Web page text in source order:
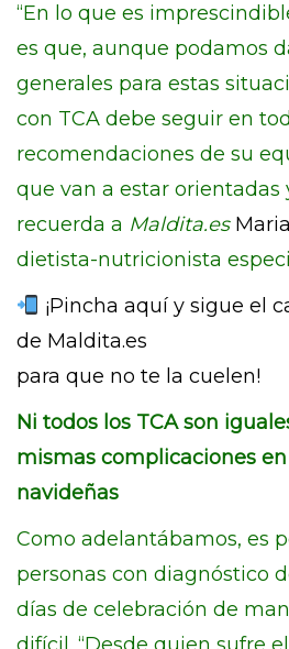
“En lo que es
es que, aunque podamos
generales para estas
con TCA debe seguir en
recomendaciones de su
que van a estar orientadas
recuerda a Maldita.es
dietista-nutricionista
¡Pincha aquí y sigue el
de Maldita.es
para que no te la cuelen!
Ni todos los TCA son
mismas complicaciones
navideñas
Como adelantábamos, es
personas con diagnóstico
días de celebración de